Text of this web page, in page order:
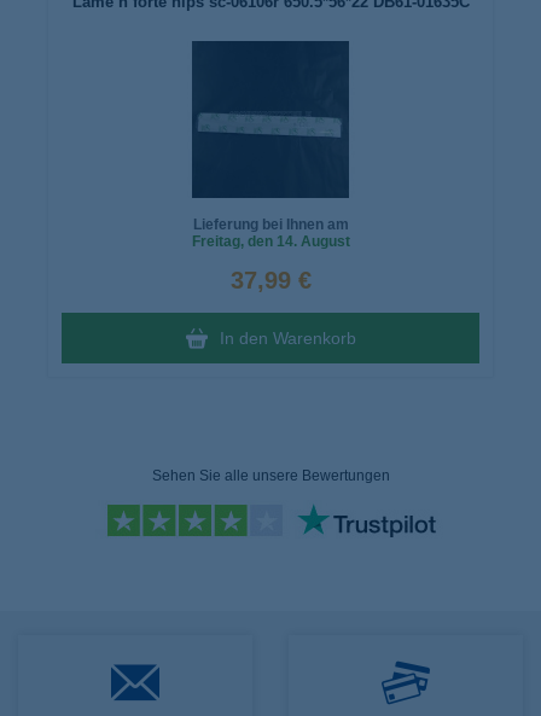
Lieferung bei Ihnen am
Freitag, den 14. August
37,99 €
In den Warenkorb
Sehen Sie alle unsere Bewertungen